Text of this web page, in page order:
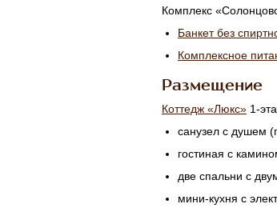
Комплекс
Банкет без
Комплексное
Размещение
Коттедж «Люкс» 1-
санузел с душем
гостиная с
две спальни с
мини-кухня с